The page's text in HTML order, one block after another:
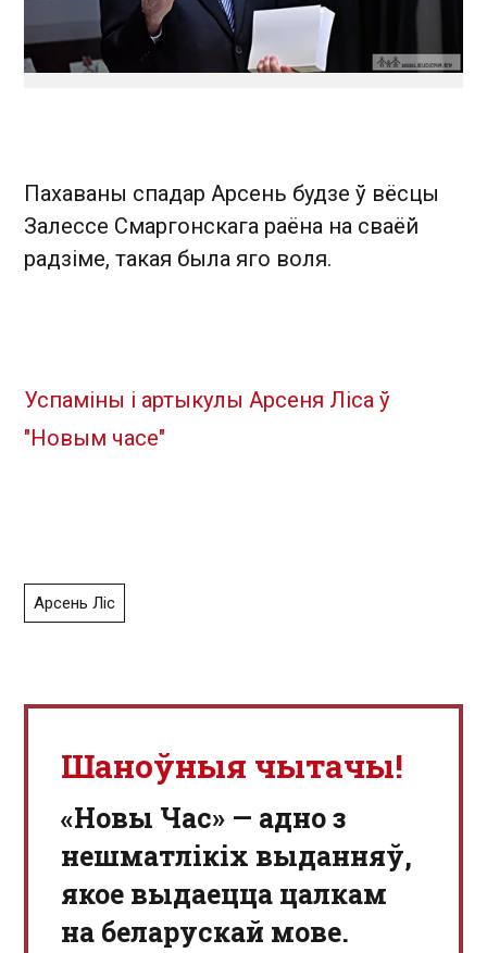
Пахаваны спадар Арсень будзе ў вёсцы
Залессе Смаргонскага раёна на сваёй
радзіме, такая была яго воля.
Успаміны і артыкулы Арсеня Ліса ў
"Новым часе"
Арсень Ліс
Шаноўныя чытачы!
«Новы Час» — адно з
нешматлікіх выданняў,
якое выдаецца цалкам
на беларускай мове.